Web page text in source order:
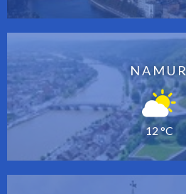
NAMUR
12 °C